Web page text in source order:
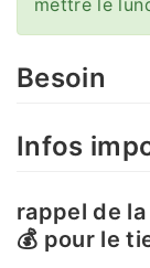
Besoin
Infos
rappel de
💰 pour le